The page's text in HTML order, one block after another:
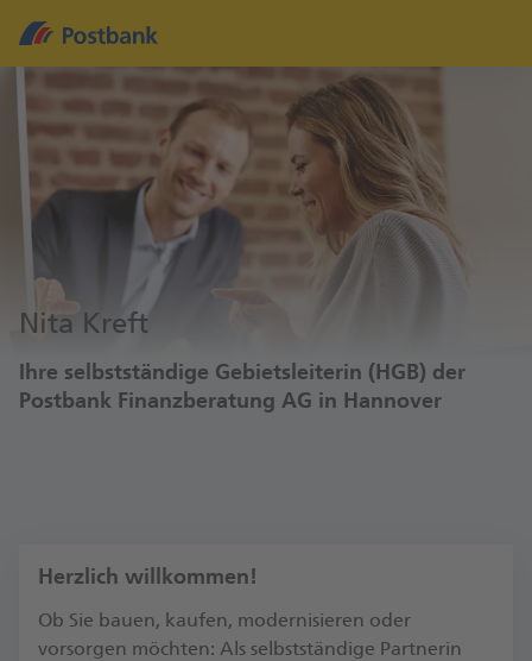
Nita Kreft
Ihre selbstständige Gebietsleiterin (HGB) der
Postbank Finanzberatung AG in Hannover
Herzlich willkommen!
Ob Sie bauen, kaufen, modernisieren oder
vorsorgen möchten: Als selbstständige Partnerin